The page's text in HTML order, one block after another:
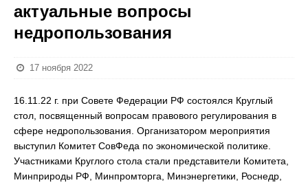
актуальные вопросы
недропользования
17 ноября 2022
16.11.22 г. при Совете Федерации РФ состоялся Круглый
стол, посвященный вопросам правового регулирования в
сфере недропользования. Организатором мероприятия
выступил Комитет СовФеда по экономической политике.
Участниками Круглого стола стали представители Комитета,
Минприроды РФ, Минпромторга, Минэнергетики, Роснедр,